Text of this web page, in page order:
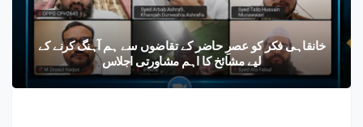
خانقاہی فکر کو عصرِ حاضر کے تقاضوں سے ہم آہنگ کرنے کے
لیے مشائخ کا اہم مشاورتی اجلاس